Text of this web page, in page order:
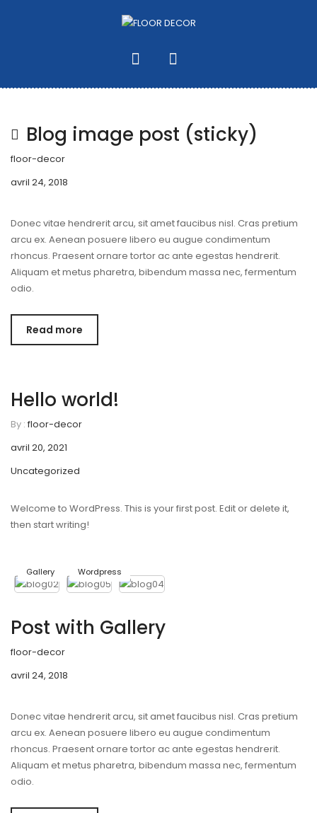
Blog image post (sticky)
floor-decor
avril 24, 2018
Donec vitae hendrerit arcu, sit amet faucibus nisl. Cras pretium
arcu ex. Aenean posuere libero eu augue condimentum
rhoncus. Praesent ornare tortor ac ante egestas hendrerit.
Aliquam et metus pharetra, bibendum massa nec, fermentum
odio.
Read more
Hello world!
By : floor-decor
avril 20, 2021
Uncategorized
Welcome to WordPress. This is your first post. Edit or delete it,
then start writing!
Gallery Wordpress
Post with Gallery
floor-decor
avril 24, 2018
Donec vitae hendrerit arcu, sit amet faucibus nisl. Cras pretium
arcu ex. Aenean posuere libero eu augue condimentum
rhoncus. Praesent ornare tortor ac ante egestas hendrerit.
Aliquam et metus pharetra, bibendum massa nec, fermentum
odio.